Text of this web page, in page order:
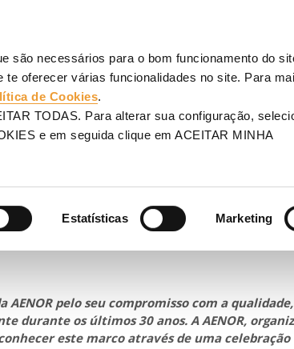
são necessários para o bom funcionamento do
oferecer várias funcionalidades no site. Para
de Cookies.
TODAS. Para alterar sua configuração,
e em seguida clique em ACEITAR MINHA
Estatísticas Marketing
a certificação ISO 9001 durante 30 anos ininterruptos
o seu
mantendo a
30 anos
pelo seu compromisso com a qualidade,
durante os últimos 30 anos. A AENOR,
este marco através de uma celebração